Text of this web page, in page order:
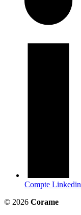
Compte Linkedin
© 2026 Corame